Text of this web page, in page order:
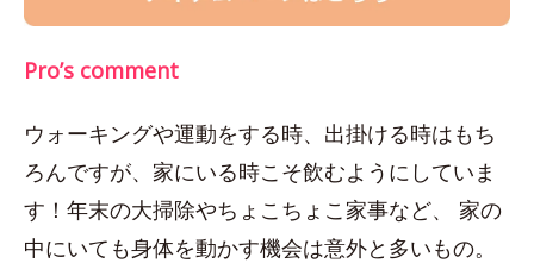
Pro’s comment
ウォーキングや運動をする時、出掛ける時はもち
ろんですが、家にいる時こそ飲むようにしていま
す！年末の大掃除やちょこちょこ家事など、 家の
中にいても身体を動かす機会は意外と多いもの。